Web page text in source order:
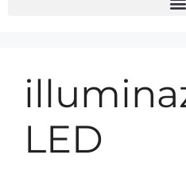
LED